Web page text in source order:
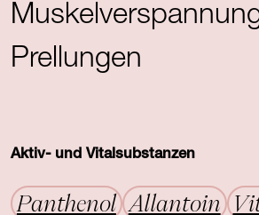
Prellungen
Aktiv- und Vitalsubstanzen
Panthenol Allantoin